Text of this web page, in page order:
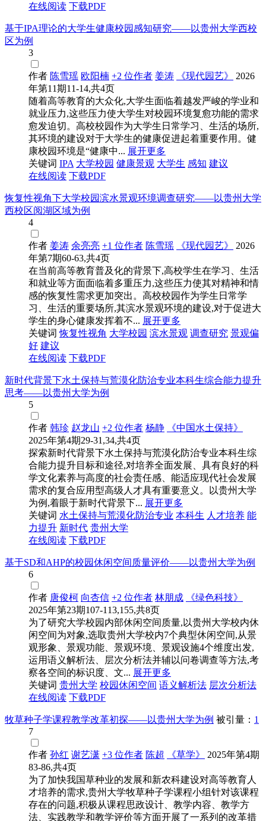
在线阅读 下载PDF
基于IPA理论的大学生健康校园感知研究——以贵州大学西校
区为例
3
作者 陈雪瑶 欧阳楠 +2 位作者 姜涛 《现代园艺》
2026
年第11期11-14,共4页
随着高等教育的大众化,大学生面临着越发严峻的学业和
就业压力,这些压力使大学生对校园环境复愈功能的需求
愈发迫切。高校校园作为大学生日常学习、生活的场所,
其环境的建设对于大学生的健康促进起着重要作用。健
康校园环境是“健康中... 展开更多
关键词 IPA 大学校园 健康景观 大学生 感知 建议
在线阅读 下载PDF
恢复性视角下大学校园滨水景观环境调查研究——以贵州大学
西校区阅湖区域为例
4
作者 姜涛 余亮亮 +1 位作者 陈雪瑶 《现代园艺》
2026
年第7期60-63,共4页
在当前高等教育普及化的背景下,高校学生在学习、生活
和就业等方面面临着多重压力,这些压力使其对精神和情
感的恢复性需求更加突出。高校校园作为学生日常学
习、生活的重要场所,其滨水景观环境的建设,对于促进大
学生的身心健康发挥着不... 展开更多
关键词 恢复性视角 大学校园 滨水景观 调查研究 景观偏
好 建议
在线阅读 下载PDF
新时代背景下水土保持与荒漠化防治专业本科生综合能力提升
思考——以贵州大学为例
5
作者 韩珍 赵龙山 +2 位作者 杨静
《中国水土保持》
2025年第4期29-31,34,共4页
探索新时代背景下水土保持与荒漠化防治专业本科生综
合能力提升目标和途径,对培养全面发展、具有良好的科
学文化素养与高度的社会责任感、能适应现代社会发展
需求的复合应用型高级人才具有重要意义。以贵州大学
为例,着眼于新时代背景下... 展开更多
关键词 水土保持与荒漠化防治专业 本科生 人才培养 能
力提升 新时代 贵州大学
在线阅读 下载PDF
基于SD和AHP的校园休闲空间质量评价——以贵州大学为例
6
作者 唐俊柯 向杏信 +2 位作者 林朋成
《绿色科技》
2025年第23期107-113,155,共8页
为了研究大学校园内部休闲空间质量,以贵州大学校内休
闲空间为对象,选取贵州大学校内7个典型休闲空间,从景
观形象、景观功能、景观环境、景观设施4个维度出发,
运用语义解析法、层次分析法并辅以问卷调查等方法,考
察各空间的标识度、文... 展开更多
关键词 贵州大学 校园休闲空间 语义解析法 层次分析法
在线阅读 下载PDF
牧草种子学课程教学改革初探——以贵州大学为例 被引量： 1
7
作者 孙红 谢艺潇 +3 位作者 陈超 《草学》
2025年第4期
83-86,共4页
为了加快我国草种业的发展和新农科建设对高等教育人
才培养的需求,贵州大学牧草种子学课程小组针对该课程
存在的问题,积极从课程思政设计、教学内容、教学方
法、实践教学和教学评价等方面开展了一系列的改革措